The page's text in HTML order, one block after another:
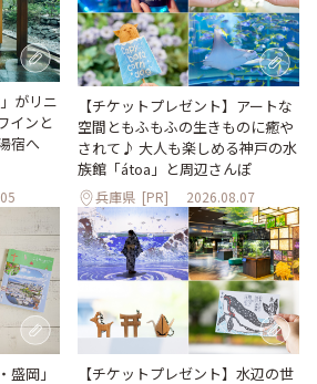
がリニ
インと
宿へ
【チケットプレゼント】アートな
空間ともふもふの生きものに癒や
されて♪ 大人も楽しめる神戸の水
族館「átoa」と周辺さんぽ
兵庫県 [PR] 2026.08.07
盛岡」
【チケットプレゼント】水辺の世